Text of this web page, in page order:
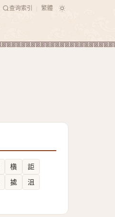
查询索引 繁體
㯯
詎
㨿 沮